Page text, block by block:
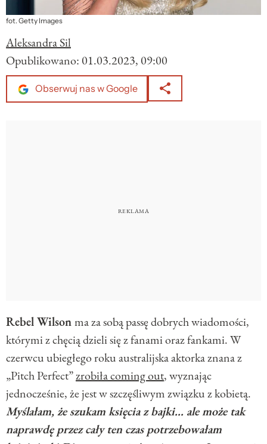
fot. Getty Images
Aleksandra Sil
Opublikowano: 01.03.2023, 09:00
Obserwuj nas w Google
Rebel Wilsonma za sobą passę dobrych wiadomości,
którymi z chęcią dzieli się z fanami oraz fankami. W
czerwcu ubiegłego roku australijska aktorka znana z
„Pitch Perfect”zrobiła coming out, wyznając
jednocześnie, że jest w szczęśliwym związku z kobietą.
Myślałam, że szukam księcia z bajki... ale może tak
naprawdę przez cały ten czas potrzebowałam